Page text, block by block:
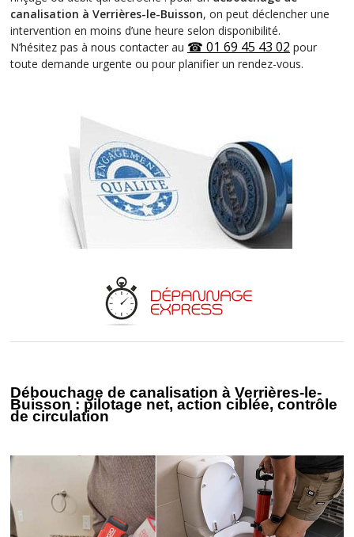
canalisation à Verrières-le-Buisson, on peut déclencher une
intervention en moins d’une heure selon disponibilité.
N’hésitez pas à nous contacter au ☎ 01 69 45 43 02 pour
toute demande urgente ou pour planifier un rendez-vous.
Débouchage de canalisation à Verrières-le-
Buisson : pilotage net, action ciblée, contrôle
de circulation